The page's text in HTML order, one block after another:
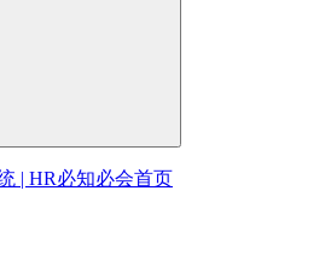
| HR必知必会首页